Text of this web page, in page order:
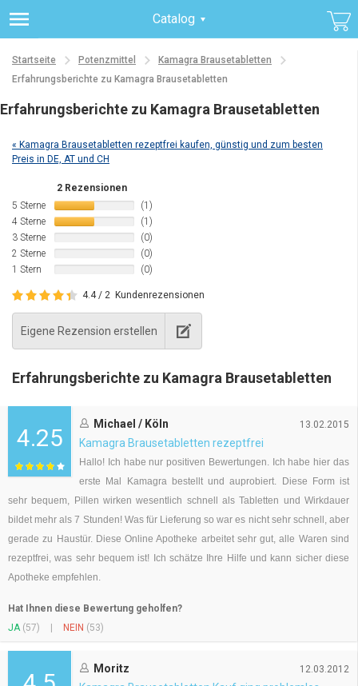
Catalog
Startseite Potenzmittel
Kamagra Brausetabletten
Erfahrungsberichte zu Kamagra Brausetabletten
Erfahrungsberichte zu Kamagra Brausetabletten
« Kamagra Brausetabletten rezeptfrei kaufen, günstig und zum besten
Preis in DE, AT und CH
2 Rezensionen
5 Sterne
(1)
4 Sterne
(1)
3 Sterne
(0)
2 Sterne
(0)
1 Stern
(0)
4.4 / 2 Kundenrezensionen
Eigene Rezension erstellen
Erfahrungsberichte zu Kamagra Brausetabletten
4.25
Michael / Köln
Kamagra Brausetabletten rezeptfrei
13.02.2015
Hallo! Ich habe nur positiven Bewertungen. Ich habe hier das
erste Mal Kamagra bestellt und auprobiert. Diese Form ist
sehr bequem, Pillen wirken wesentlich schnell als Tabletten und Wirkdauer
bildet mehr als 7 Stunden! Was für Lieferung so war es nicht sehr schnell, aber
gerade zu Haustür. Diese Online Apotheke arbeitet sehr gut, alle Waren sind
rezeptfrei, was sehr bequem ist! Ich schätze Ihre Hilfe und kann sicher diese
Apotheke empfehlen.
Hat Ihnen diese Bewertung geholfen?
JA (57) NEIN (53)
Moritz
12.03.2012